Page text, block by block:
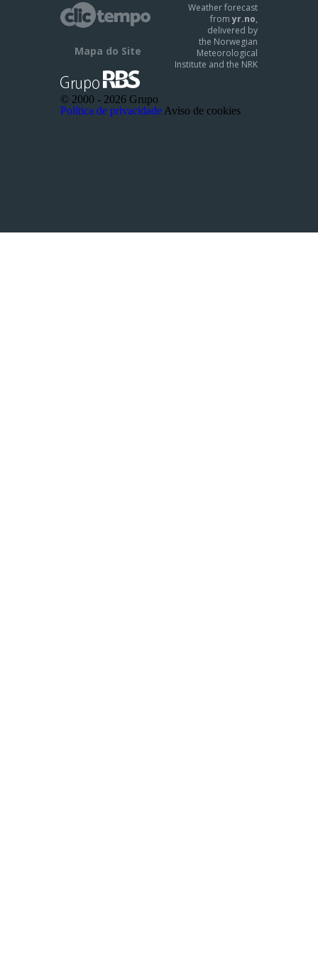
Mapa do Site
Weather forecast
fromyr.no,
delivered by
the Norwegian
Meteorological
Institute and the NRK
© 2000 - 2026 Grupo
Política de privacidade Aviso de cookies